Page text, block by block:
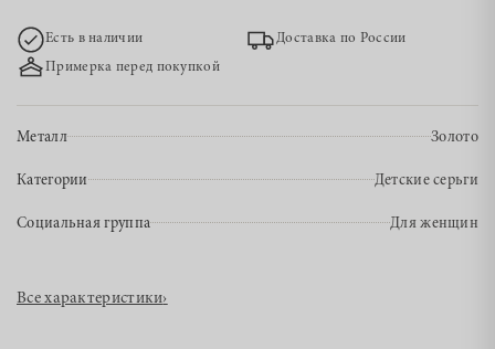
Есть в наличии
Доставка по России
Примерка перед покупкой
Металл Золото
Категории Детские серьги
Социальная группа Для женщин
Все характеристики›